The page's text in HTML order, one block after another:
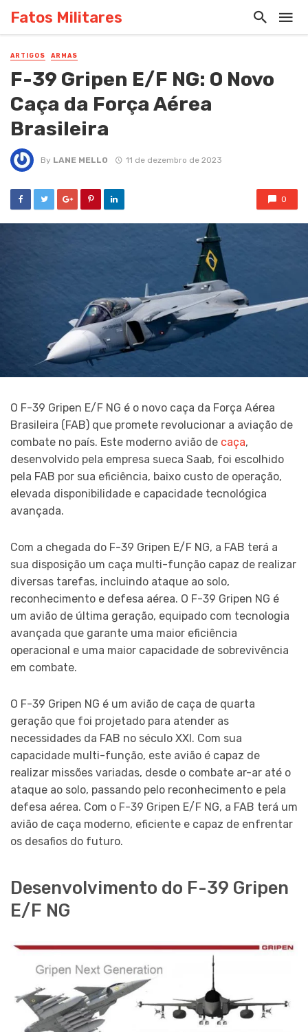
Fatos Militares
ARTIGOS ARMAS
F-39 Gripen E/F NG: O Novo
Caça da Força Aérea
Brasileira
By LANE MELLO 11 de dezembro de 2023
0
O F-39 Gripen E/F NG é o novo caça da Força Aérea
Brasileira (FAB) que promete revolucionar a aviação de
combate no país. Este moderno avião de caça,
desenvolvido pela empresa sueca Saab, foi escolhido
pela FAB por sua eficiência, baixo custo de operação,
elevada disponibilidade e capacidade tecnológica
avançada.
Com a chegada do F-39 Gripen E/F NG, a FAB terá a
sua disposição um caça multi-função capaz de realizar
diversas tarefas, incluindo ataque ao solo,
reconhecimento e defesa aérea. O F-39 Gripen NG é
um avião de última geração, equipado com tecnologia
avançada que garante uma maior eficiência
operacional e uma maior capacidade de sobrevivência
em combate.
O F-39 Gripen NG é um avião de caça de quarta
geração que foi projetado para atender as
necessidades da FAB no século XXI. Com sua
capacidade multi-função, este avião é capaz de
realizar missões variadas, desde o combate ar-ar até o
ataque ao solo, passando pelo reconhecimento e pela
defesa aérea. Com o F-39 Gripen E/F NG, a FAB terá um
avião de caça moderno, eficiente e capaz de enfrentar
os desafios do futuro.
Desenvolvimento do F-39 Gripen
E/F NG